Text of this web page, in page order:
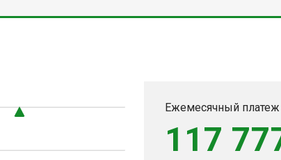
Ежемесячный платеж
117